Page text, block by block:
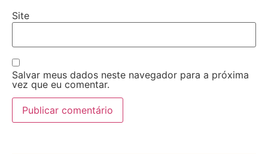
Site
Salvar meus dados neste navegador para a próxima
vez que eu comentar.